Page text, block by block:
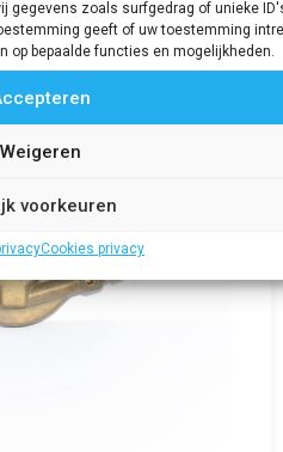
gegevens zoals surfgedrag of unieke
geeft of uw toestemming
op bepaalde functies en mogelijkheden.
Weigeren
voorkeuren
Cookies privacy